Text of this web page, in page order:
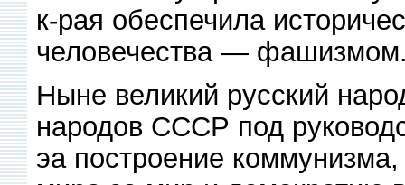
к-рая обеспечила
человечества —
Ныне великий русский
народов СССР под
эа построение